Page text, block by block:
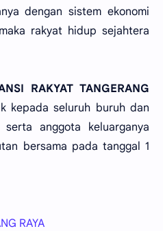
dengan sistem ekonomi
rakyat hidup sejahtera
RAKYAT TANGERANG
kepada seluruh buruh dan
anggota keluarganya
bersama pada tanggal 1
RAYA